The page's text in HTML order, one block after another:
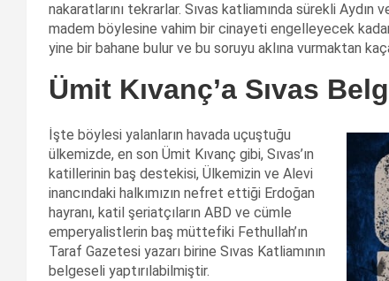
nakaratlarını tekrarlar. Sıvas katliamında sürekli
madem böylesine vahim bir cinayeti engelleyecek
yine bir bahane bulur ve bu soruyu aklına vurmaktan
Ümit Kıvanç’a Sıvas
İşte böylesi yalanların havada uçuştuğu
ülkemizde, en son Ümit Kıvanç gibi, Sıvas’ın
katillerinin baş destekisi, Ülkemizin ve Alevi
inancındaki halkımızın nefret ettiği Erdoğan
hayranı, katil şeriatçıların ABD ve cümle
emperyalistlerin baş müttefiki Fethullah’ın
Taraf Gazetesi yazarı birine Sıvas Katliamının
belgeseli yaptırılabilmiştir.